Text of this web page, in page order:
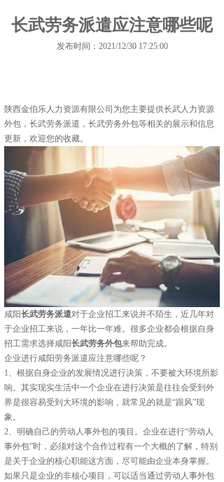
长武劳务派遣应注意哪些呢
发布时间：2021/12/30 17:25:00
陕西金伯乐人力资源有限公司为您主要提供长武人力资源
外包 ，长武劳务派遣，长武劳务外包等相关的展示和信息
更新，欢迎您的收藏。
咸阳长武劳务派遣对于企业招工来说并不陌生，近几年对
于企业招工来说，一年比一年难。很多企业都会根据自身
招工需求选择咸阳长武劳务外包来帮助完成。
企业进行咸阳劳务派遣应注意哪些呢？
1、根据自身企业的发展情况进行决策，不要被大环境所影
响。其实现实生活中一个企业在进行决策是往往会受到外
界是很容易受到大环境的影响，就常见的就是“跟风”现
象。
2、明确自己的劳动人事外包的项目。企业在进行“劳动人
事外包”时，必须对这个合作过程有一个大概的了解，特别
是关于企业的核心职能这方面，尽可能由企业本身掌握。
如果只是企业的非核心项目，可以适当通过劳动人事外包